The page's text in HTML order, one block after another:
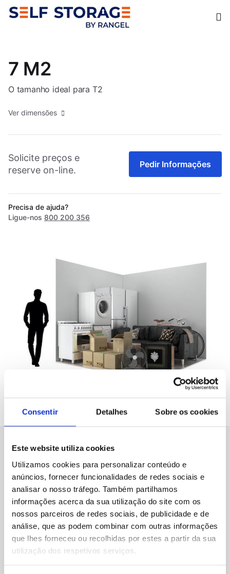
Consentir Detalhes Sobre os cookies
Este website utiliza cookies
Utilizamos cookies para personalizar conteúdo e
anúncios, fornecer funcionalidades de redes sociais e
analisar o nosso tráfego. Também partilhamos
informações acerca da sua utilização do site com os
nossos parceiros de redes sociais, de publicidade e de
análise, que as podem combinar com outras informações
que lhes forneceu ou recolhidas por estes a partir da sua
utilização dos respetivos serviços.
7 M2
O tamanho ideal para T2
Ver dimensões
Solicite preços e
reserve on-line.
Pedir Informações
Precisa de ajuda?
Ligue-nos 800 200 356
Sobre Nós Rangel
Selfstorage Leça da Palmeira
Localização
Leça da Palmeira, Rua Abade Mondego 288, Leça
da Palmeira, 4450-745
Obter direções